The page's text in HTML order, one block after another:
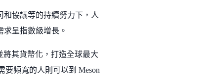
協議等的持續努力下，人
呈指數級增長。
將其貨幣化，打造全球最大
頻寬的人則可以到 Meson